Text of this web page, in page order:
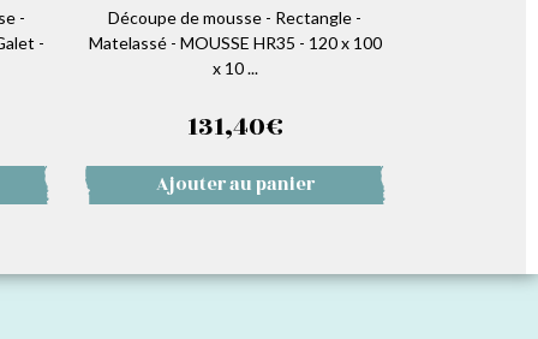
-
-
Découpe de mousse - Rectangle -
Matelassé - MOUSSE HR35 - 120 x 100
x 10 ...
131,40€
Ajouter au panier